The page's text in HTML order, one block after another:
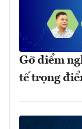
Gỡ điểm
tế trọng